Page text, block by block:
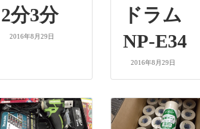
2分3分
2016年8月29日
ドラム
NP-E34
2016年8月29日